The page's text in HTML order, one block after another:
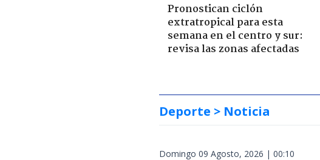
Pronostican ciclón
extratropical para esta
semana en el centro y sur:
revisa las zonas afectadas
Deporte > Noticia
Domingo 09 Agosto, 2026 | 00:10